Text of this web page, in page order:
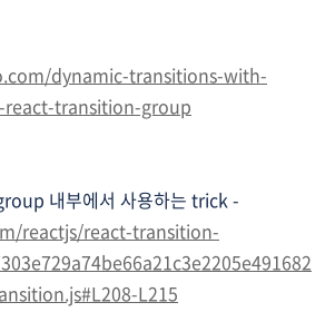
dynamic-transitions-with-
transition-group
내부에서 사용하는 trick -
reactjs/react-transition-
L215